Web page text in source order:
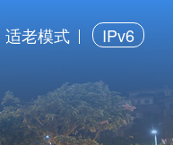
适老模式 IPv6